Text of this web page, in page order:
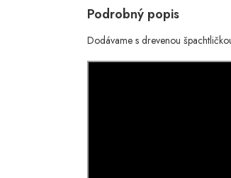
Podrobný popis
Dodávame s drevenou